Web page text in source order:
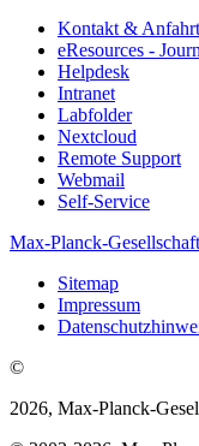
Kontakt & Anfahrt
eResources -
Helpdesk
Intranet
Labfolder
Nextcloud
Remote Support
Webmail
Self-Service
Max-Planck-Gesellschaft
Sitemap
Impressum
©
2026, Max-Planck-